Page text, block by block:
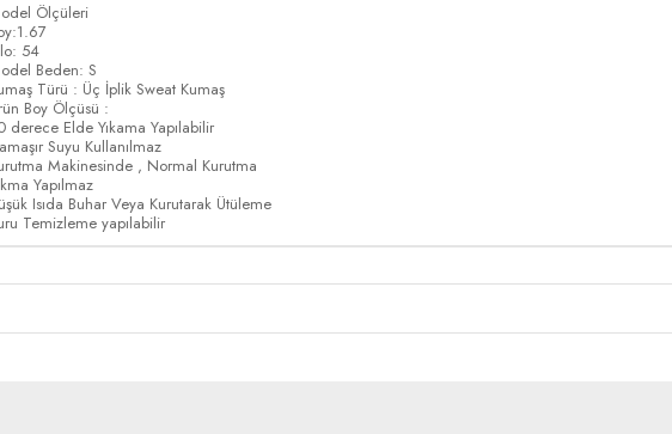
Ölçüleri
54
Beden: S
Türü : Üç İplik Sweat Kumaş
Boy Ölçüsü :
derece Elde Yıkama Yapılabilir
Suyu Kullanılmaz
Makinesinde , Normal Kurutma
Yapılmaz
Isıda Buhar Veya Kurutarak Ütüleme
Temizleme yapılabilir